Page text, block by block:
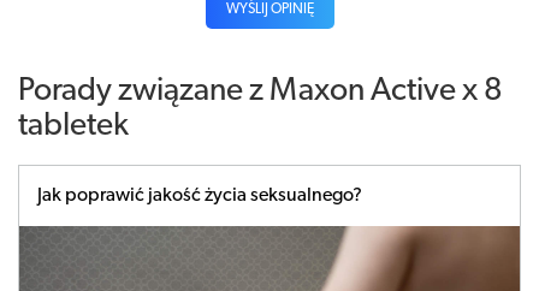
WYŚLIJ OPINIĘ
Porady związane z Maxon Active x 8
tabletek
Jak poprawić jakość życia seksualnego?